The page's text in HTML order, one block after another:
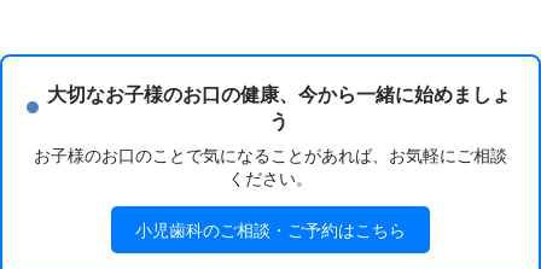
大切なお子様のお口の健康、今から一緒に始めましょ
う
お子様のお口のことで気になることがあれば、お気軽にご相談
ください。
小児歯科のご相談・ご予約はこちら